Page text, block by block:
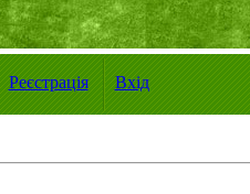
Реєстрація Вхід